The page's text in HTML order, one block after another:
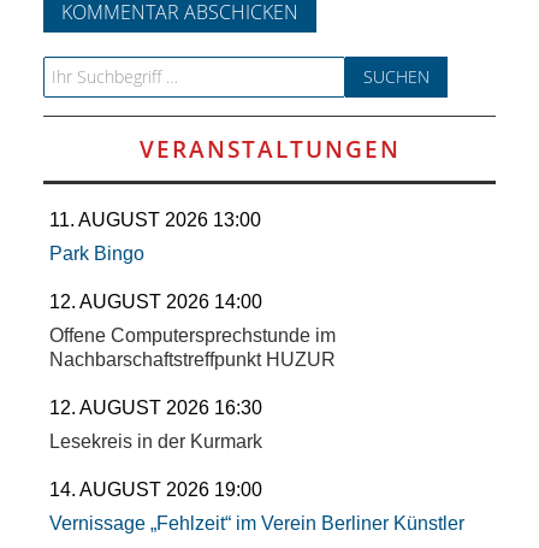
Search for:
VERANSTALTUNGEN
11. AUGUST 2026 13:00
Park Bingo
12. AUGUST 2026 14:00
Offene Computersprechstunde im
Nachbarschaftstreffpunkt HUZUR
12. AUGUST 2026 16:30
Lesekreis in der Kurmark
14. AUGUST 2026 19:00
Vernissage „Fehlzeit“ im Verein Berliner Künstler